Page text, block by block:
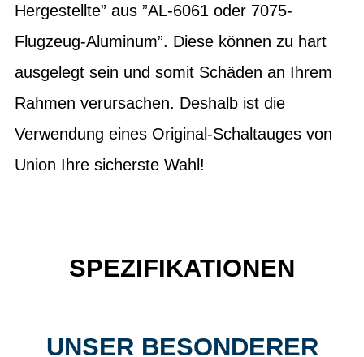
Hergestellte” aus ”AL-6061 oder 7075-
Flugzeug-Aluminum”. Diese können zu hart
ausgelegt sein und somit Schäden an Ihrem
Rahmen verursachen. Deshalb ist die
Verwendung eines Original-Schaltauges von
Union Ihre sicherste Wahl!
SPEZIFIKATIONEN
UNSER BESONDERER